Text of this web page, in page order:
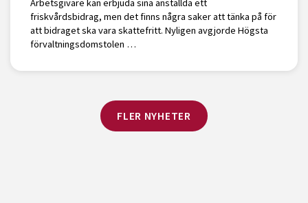
Arbetsgivare kan erbjuda sina anställda ett
friskvårdsbidrag, men det finns några saker att tänka på för
att bidraget ska vara skattefritt. Nyligen avgjorde Högsta
förvaltningsdomstolen …
FLER NYHETER